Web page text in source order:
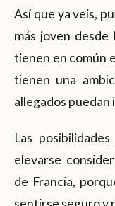
Así que ya veis,
más joven
tienen en común
tienen una
allegados puedan
Las
elevarse
de Francia,